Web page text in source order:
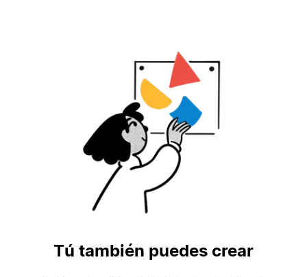
Tú también puedes crear